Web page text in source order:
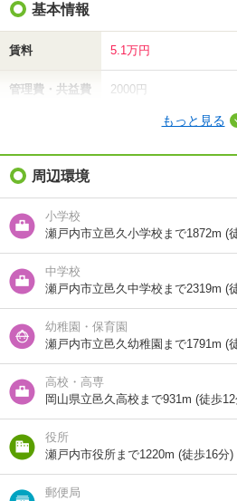
基本情報
賃料 5.1万円
管理費・共益費 2000円
礼金（敷引・償
却金）
間取り / 専有面
積
2LDK/57.22m²
種別 / 構造
向き 南
住所
もっと見る
周辺環境
小学校
瀬戸内市立邑久小学校まで1872m (
中学校
瀬戸内市立邑久中学校まで2319m (
幼稚園・保育園
瀬戸内市立邑久幼稚園まで1791m (
高校・高専
岡山県立邑久高校まで931m (徒歩
役所
瀬戸内市役所まで1220m (徒歩16分)
郵便局